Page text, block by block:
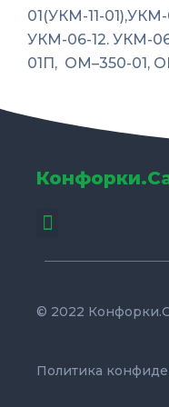
01(УКМ-11-
УКМ-06-12. УКМ-
01П, ОМ–350-01,
Menu
© 2022
Политика